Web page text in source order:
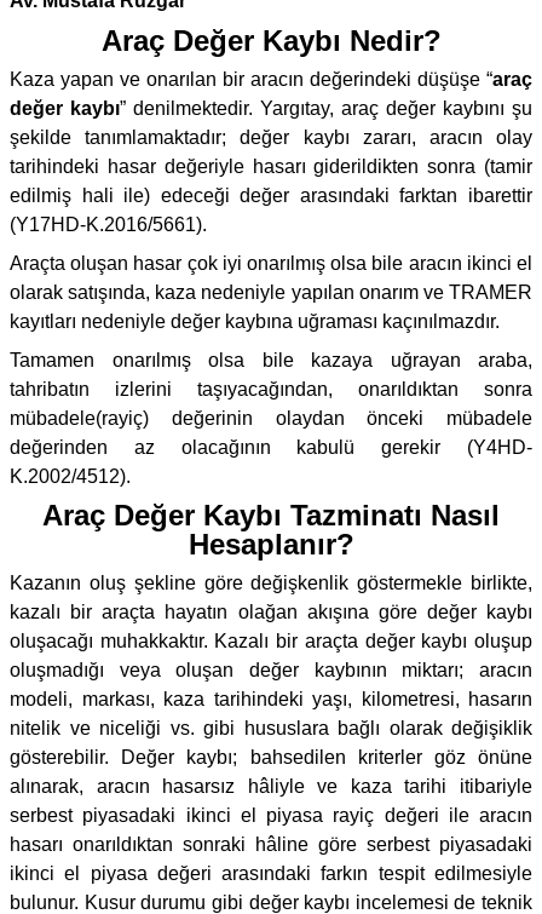
Araç Değer Kaybı Nedir?
Kaza yapan ve onarılan bir aracın değerindeki düşüşe “araç
değer kaybı” denilmektedir. Yargıtay, araç değer kaybını şu
şekilde tanımlamaktadır; değer kaybı zararı, aracın olay
tarihindeki hasar değeriyle hasarı giderildikten sonra (tamir
edilmiş hali ile) edeceği değer arasındaki farktan ibarettir
(Y17HD-K.2016/5661).
Araçta oluşan hasar çok iyi onarılmış olsa bile aracın ikinci el
olarak satışında, kaza nedeniyle yapılan onarım ve TRAMER
kayıtları nedeniyle değer kaybına uğraması kaçınılmazdır.
Tamamen onarılmış olsa bile kazaya uğrayan araba,
tahribatın izlerini taşıyacağından, onarıldıktan sonra
mübadele(rayiç) değerinin olaydan önceki mübadele
değerinden az olacağının kabulü gerekir (Y4HD-
K.2002/4512).
Araç Değer Kaybı Tazminatı Nasıl
Hesaplanır?
Kazanın oluş şekline göre değişkenlik göstermekle birlikte,
kazalı bir araçta hayatın olağan akışına göre değer kaybı
oluşacağı muhakkaktır. Kazalı bir araçta değer kaybı oluşup
oluşmadığı veya oluşan değer kaybının miktarı; aracın
modeli, markası, kaza tarihindeki yaşı, kilometresi, hasarın
nitelik ve niceliği vs. gibi hususlara bağlı olarak değişiklik
gösterebilir. Değer kaybı; bahsedilen kriterler göz önüne
alınarak, aracın hasarsız hâliyle ve kaza tarihi itibariyle
serbest piyasadaki ikinci el piyasa rayiç değeri ile aracın
hasarı onarıldıktan sonraki hâline göre serbest piyasadaki
ikinci el piyasa değeri arasındaki farkın tespit edilmesiyle
bulunur. Kusur durumu gibi değer kaybı incelemesi de teknik